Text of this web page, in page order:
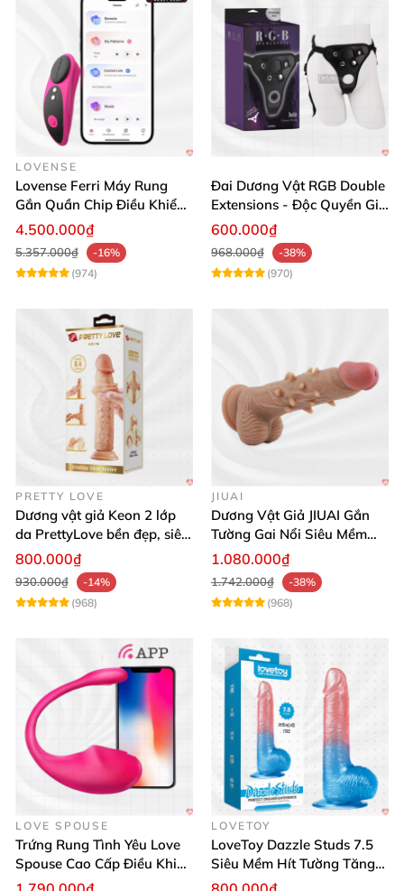
LOVENSE
Lovense Ferri Máy Rung
Gắn Quần Chip Điều Khiển
App Tăng Hưng Phấn
4.500.000₫
5.357.000₫
-16%
(974)
Đai Dương Vật RGB Double
Extensions - Độc Quyền Giá
Sốc
600.000₫
968.000₫
-38%
(970)
PRETTY LOVE
Dương vật giả Keon 2 lớp
da PrettyLove bền đẹp, siêu
mềm mại
800.000₫
930.000₫
-14%
(968)
JIUAI
Dương Vật Giả JIUAI Gắn
Tường Gai Nổi Siêu Mềm
Thoải Mái Mua Ngay
1.080.000₫
1.742.000₫
-38%
(968)
LOVE SPOUSE
Trứng Rung Tình Yêu Love
Spouse Cao Cấp Điều Khiển
App Đỉnh Cao
LOVETOY
LoveToy Dazzle Studs 7.5
Siêu Mềm Hít Tường Tăng
Khoái Cảm